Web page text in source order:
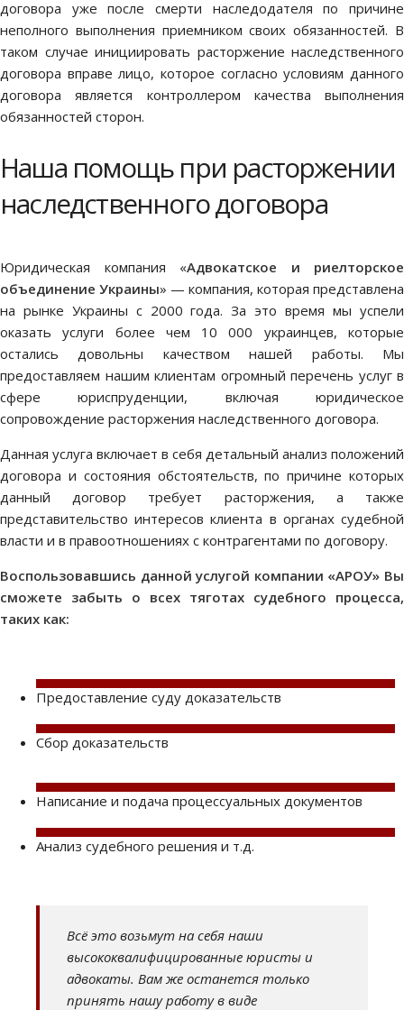
договора уже после смерти наследодателя по причине
неполного выполнения приемником своих обязанностей. В
таком случае инициировать расторжение наследственного
договора вправе лицо, которое согласно условиям данного
договора является контроллером качества выполнения
обязанностей сторон.
Наша помощь при расторжении
наследственного договора
Юридическая компания «Адвокатское и риелторское
объединение Украины» — компания, которая представлена
на рынке Украины с 2000 года. За это время мы успели
оказать услуги более чем 10 000 украинцев, которые
остались довольны качеством нашей работы. Мы
предоставляем нашим клиентам огромный перечень услуг в
сфере юриспруденции, включая юридическое
сопровождение расторжения наследственного договора.
Данная услуга включает в себя детальный анализ положений
договора и состояния обстоятельств, по причине которых
данный договор требует расторжения, а также
представительство интересов клиента в органах судебной
власти и в правоотношениях с контрагентами по договору.
Воспользовавшись данной услугой компании «АРОУ» Вы
сможете забыть о всех тяготах судебного процесса,
таких как:
Предоставление суду доказательств
Сбор доказательств
Написание и подача процессуальных документов
Анализ судебного решения и т.д.
Всё это возьмут на себя наши
высококвалифицированные юристы и
адвокаты. Вам же останется только
принять нашу работу в виде